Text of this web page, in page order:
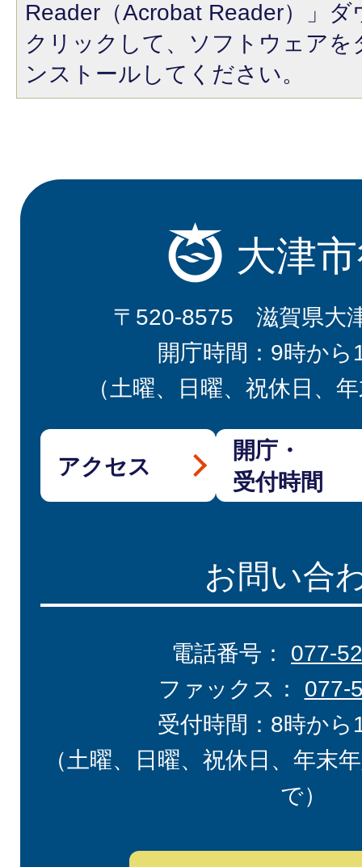
Reader（Acrobat Reader）」
クリックして、ソフトウェア
ンストールしてください。
大津
〒520-8575 滋賀県大
開庁時間：9時から
（土曜、日曜、祝休日、
アクセス
開庁・
受付時間
お問い合
電話番号： 077-
ファックス： 077-
受付時間：8時から
（土曜、日曜、祝休日、年末
で）